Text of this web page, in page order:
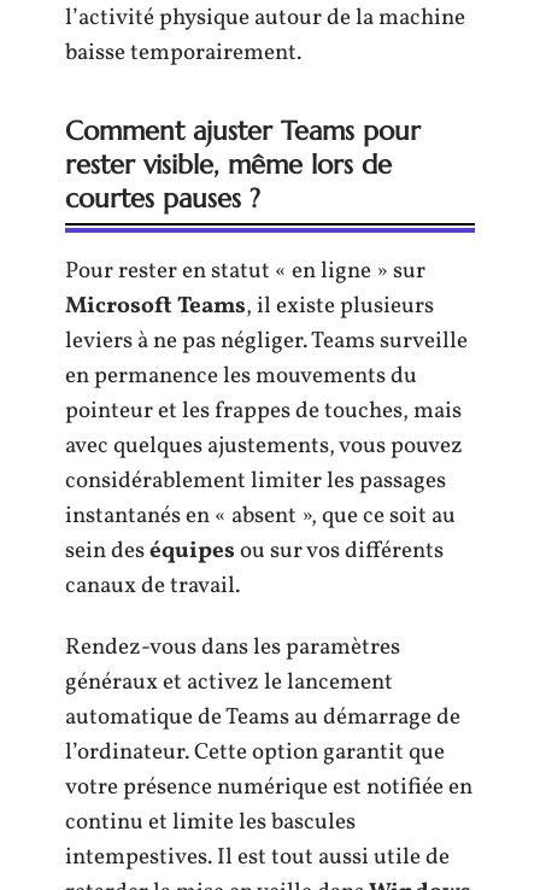
l’activité physique autour de la machine
baisse temporairement.
Comment ajuster Teams pour
rester visible, même lors de
courtes pauses ?
Pour rester en statut « en ligne » sur
Microsoft Teams, il existe plusieurs
leviers à ne pas négliger. Teams surveille
en permanence les mouvements du
pointeur et les frappes de touches, mais
avec quelques ajustements, vous pouvez
considérablement limiter les passages
instantanés en « absent », que ce soit au
sein deséquipesou sur vos différents
canaux de travail.
Rendez-vous dans les paramètres
généraux et activez le lancement
automatique de Teams au démarrage de
l’ordinateur. Cette option garantit que
votre présence numérique est notifiée en
continu et limite les bascules
intempestives. Il est tout aussi utile de